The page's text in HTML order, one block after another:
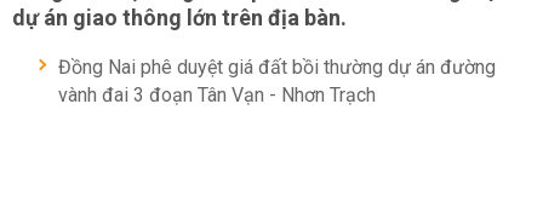
dự án giao thông lớn trên địa bàn.
Đồng Nai phê duyệt giá đất bồi thường dự án đường
vành đai 3 đoạn Tân Vạn - Nhơn Trạch